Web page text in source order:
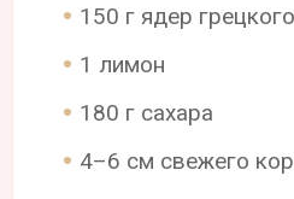
150 г ядер
1 лимон
180 г сахара
4–6 см свежего